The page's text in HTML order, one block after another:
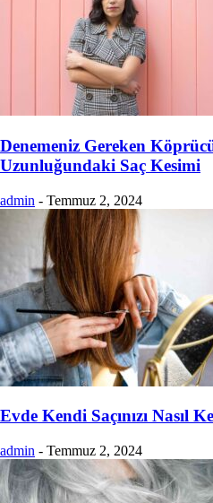
Denemeniz Gereken
Uzunluğundaki Saç Kesimi
admin - Temmuz 2, 2024
Evde Kendi Saçınızı Nasıl
admin - Temmuz 2, 2024